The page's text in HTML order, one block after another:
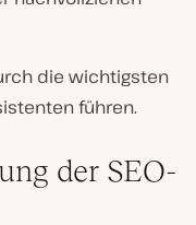
die wichtigsten
führen.
der SEO-